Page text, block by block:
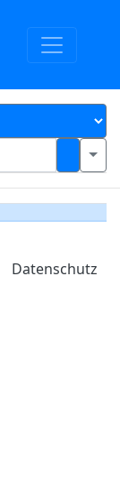
Datenschutz